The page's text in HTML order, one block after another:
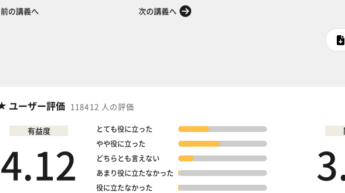
前の講義へ 次の講義へ
ユーザー評価 118412 人の評価
有益度
4.12
とても役に立った
やや役に立った
どちらとも言えない
あまり役に立たなかった
役に立たなかった